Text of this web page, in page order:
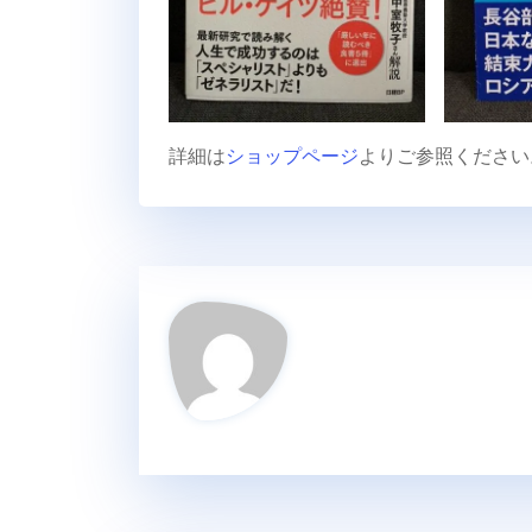
詳細はショップページよりご参照くださ